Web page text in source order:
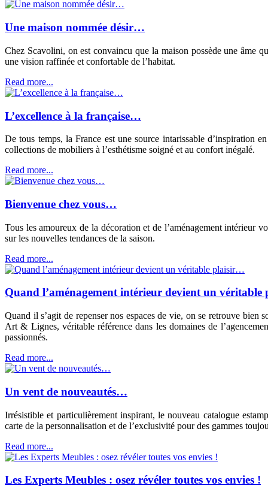
Une maison nommée désir…
Chez Scavolini, on est convaincu que la maison possède une âme
une vision raffinée et confortable de l’habitat.
Read more...
L’excellence à la française…
De tous temps, la France est une source intarissable d’inspiration
collections de mobiliers à l’esthétisme soigné et au confort inégalé.
Read more...
Bienvenue chez vous…
Tous les amoureux de la décoration et de l’aménagement intérieur
sur les nouvelles tendances de la saison.
Read more...
Quand l’aménagement intérieur devient un
Quand il s’agit de repenser nos espaces de vie, on se retrouve
Art & Lignes, véritable référence dans les domaines de
passionnés.
Read more...
Un vent de nouveautés…
Irrésistible et particulièrement inspirant, le nouveau catalogue
carte de la personnalisation et de l’exclusivité pour des gammes
Read more...
Les Experts Meubles : osez révéler toutes vos envies !